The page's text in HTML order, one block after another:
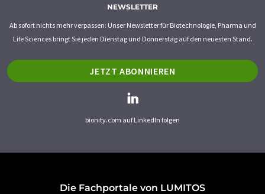
NEWSLETTER
Ab sofort nichts mehr verpassen: Unser Newsletter für Biotechnologie, Pharma und
Life Sciences bringt Sie jeden Dienstag und Donnerstag auf den neuesten Stand.
JETZT ABONNIEREN
bionity.com auf LinkedIn folgen
Die Fachportale von LUMITOS